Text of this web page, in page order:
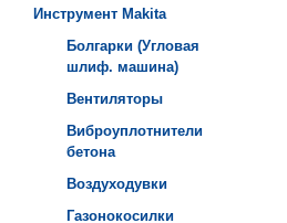
Инструмент Makita
Болгарки (Угловая
шлиф. машина)
Вентиляторы
Виброуплотнители
бетона
Воздуходувки
Газонокосилки